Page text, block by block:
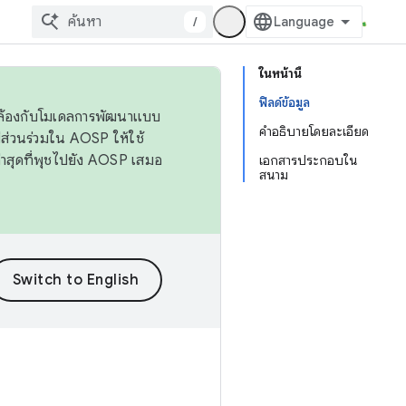
/
ในหน้านี้
ฟิลด์ข้อมูล
คำอธิบายโดยละเอียด
เอกสารประกอบใน
สนาม
องกับโมเดลการพัฒนาแบบ
วนร่วมใน AOSP ให้ใช้
สุดที่พุชไปยัง AOSP เสมอ